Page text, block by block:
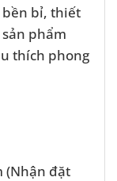
bền bỉ, thiết
phẩm
thích phong
(Nhận đặt